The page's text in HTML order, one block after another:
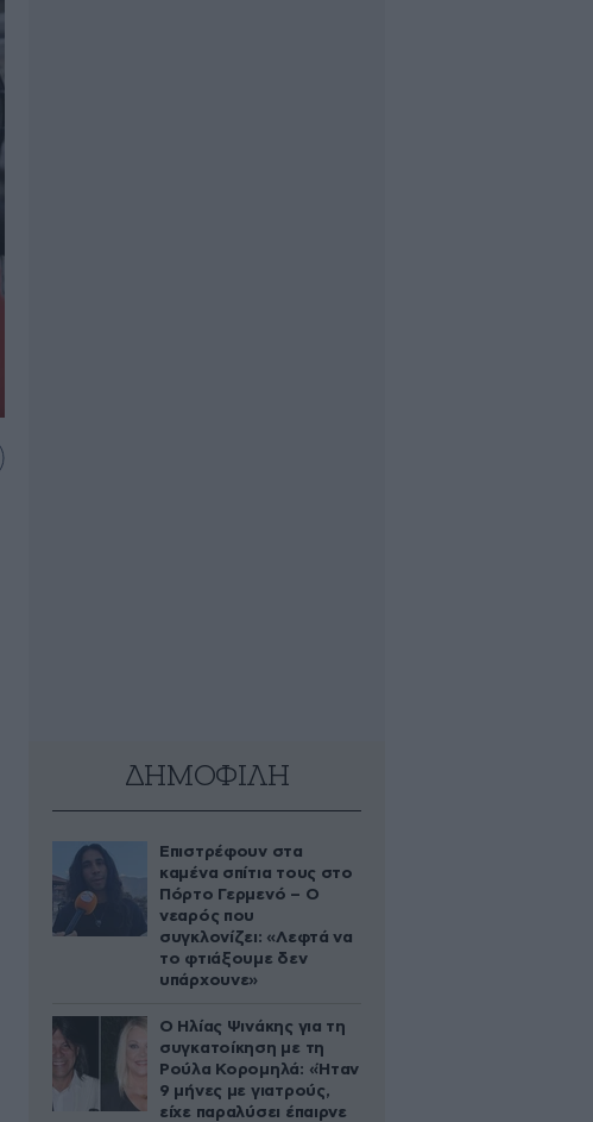
ΔΗΜΟΦΙΛΗ
Επιστρέφουν στα
καμένα σπίτια τους στο
Πόρτο Γερμενό – Ο
νεαρός που
συγκλονίζει: «Λεφτά να
το φτιάξουμε δεν
υπάρχουνε»
Ο Ηλίας Ψινάκης για τη
συγκατοίκηση με τη
Ρούλα Κορομηλά: «Ήταν
9 μήνες με γιατρούς,
είχε παραλύσει έπαιρνε